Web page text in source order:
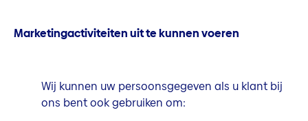
Marketingactiviteiten uit te kunnen voeren
Wij kunnen uw persoonsgegeven als u klant bij
ons bent ook gebruiken om: